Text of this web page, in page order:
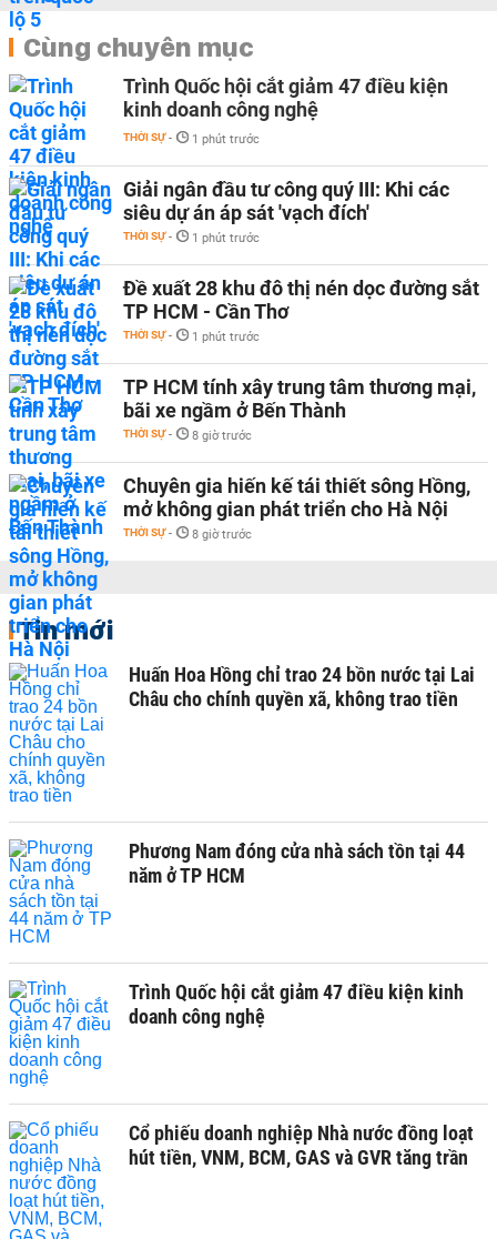
Cùng chuyên mục
Trình Quốc hội cắt giảm 47 điều kiện
kinh doanh công nghệ
THỜI SỰ - 1 phút trước
Giải ngân đầu tư công quý III: Khi các
siêu dự án áp sát 'vạch đích'
THỜI SỰ - 1 phút trước
Đề xuất 28 khu đô thị nén dọc đường sắt
TP HCM - Cần Thơ
THỜI SỰ - 1 phút trước
TP HCM tính xây trung tâm thương mại,
bãi xe ngầm ở Bến Thành
THỜI SỰ - 8 giờ trước
Chuyên gia hiến kế tái thiết sông Hồng,
mở không gian phát triển cho Hà Nội
THỜI SỰ - 8 giờ trước
Tin mới
Huấn Hoa Hồng chỉ trao 24 bồn nước tại Lai
Châu cho chính quyền xã, không trao tiền
Phương Nam đóng cửa nhà sách tồn tại 44
năm ở TP HCM
Trình Quốc hội cắt giảm 47 điều kiện kinh
doanh công nghệ
Cổ phiếu doanh nghiệp Nhà nước đồng loạt
hút tiền, VNM, BCM, GAS và GVR tăng trần